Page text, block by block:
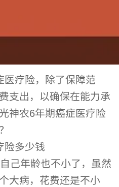
医疗险，除了保障范
支出，以确保在能力承
神农6年期癌症医疗险
险多少钱
己年龄也不小了，虽然
大病，花费还是不小